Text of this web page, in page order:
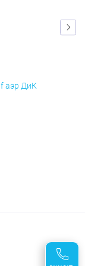
аэр ДиК